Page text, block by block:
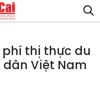
thị thực du
Việt Nam